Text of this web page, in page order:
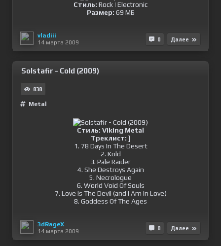
Стиль: Rock | Electronic
Размер: 69 МБ
vladiii
14 марта 2009
0 Далее
Solstafir - Cold (2009)
838
Metal
Стиль: Viking Metal
Треклист:]
1. 78 Days In The Desert
2. Kold
3. Pale Raider
4. She Destroys Again
5. Necrologue
6. World Void Of Souls
7. Love Is The Devil (and I Am In Love)
8. Goddess Of The Ages
3dRageX
14 марта 2009
0 Далее